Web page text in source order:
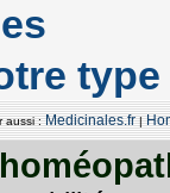
aussi :Medicinales.fr|